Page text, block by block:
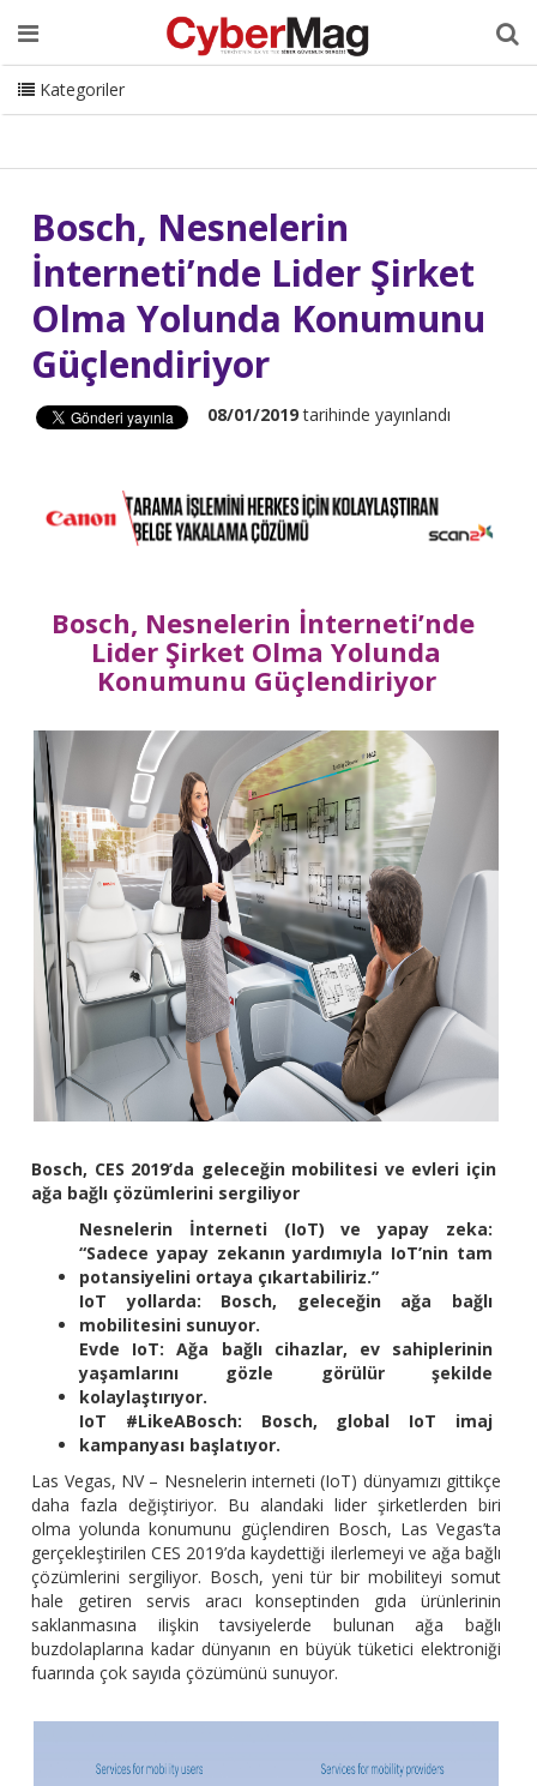
Ana Sayfa Hakkımızda Dergi Editörden
Danışmanlık
ISC Turkey Sizden Gelenler
İletişim
CyberMag Logo
Kategoriler
Bosch, Nesnelerin
İnterneti’nde Lider Şirket
Olma Yolunda Konumunu
Güçlendiriyor
08/01/2019tarihinde yayınlandı
Bosch, Nesnelerin İnterneti’nde
Lider Şirket Olma Yolunda
Konumunu Güçlendiriyor
Bosch, CES 2019’da geleceğin mobilitesi ve evleri için
ağa bağlı çözümlerini sergiliyor
Nesnelerin İnterneti (IoT) ve yapay zeka:
“Sadece yapay zekanın yardımıyla IoT’nin tam
potansiyelini ortaya çıkartabiliriz.”
IoT yollarda: Bosch, geleceğin ağa bağlı
mobilitesini sunuyor.
Evde IoT: Ağa bağlı cihazlar, ev sahiplerinin
yaşamlarını gözle görülür şekilde
kolaylaştırıyor.
IoT #LikeABosch: Bosch, global IoT imaj
kampanyası başlatıyor.
Las Vegas, NV – Nesnelerin interneti (IoT) dünyamızı gittikçe
daha fazla değiştiriyor. Bu alandaki lider şirketlerden biri
olma yolunda konumunu güçlendiren Bosch, Las Vegas’ta
gerçekleştirilen CES 2019’da kaydettiği ilerlemeyi ve ağa bağlı
çözümlerini sergiliyor. Bosch, yeni tür bir mobiliteyi somut
hale getiren servis aracı konseptinden gıda ürünlerinin
saklanmasına ilişkin tavsiyelerde bulunan ağa bağlı
buzdolaplarına kadar dünyanın en büyük tüketici elektroniği
fuarında çok sayıda çözümünü sunuyor.